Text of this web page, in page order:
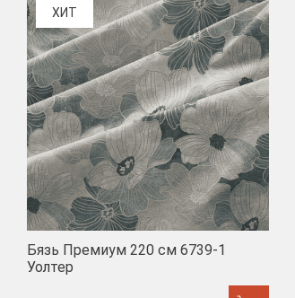
ХИТ
Бязь Премиум 220 см 6739-1
Уолтер